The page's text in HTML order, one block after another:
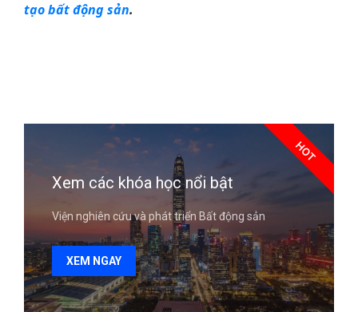
tạo bất động sản.
Xem các khóa học nổi bật
Viện nghiên cứu và phát triển Bất động sản
XEM NGAY
HOT